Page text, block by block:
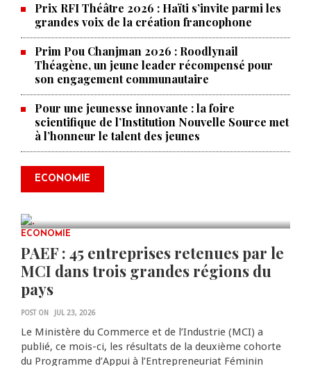
Prix RFI Théâtre 2026 : Haïti s’invite parmi les
grandes voix de la création francophone
Prim Pou Chanjman 2026 : Roodlynail
Théagène, un jeune leader récompensé pour
son engagement communautaire
Pour une jeunesse innovante : la foire
scientifique de l’Institution Nouvelle Source met
à l’honneur le talent des jeunes
ECONOMIE
0 COMMENTS
Produire le savoir pour
transformer Haïti : BRH lance la
2ᵉ édition de ses Journées
scientifiques
ECONOMIE
PAEF : 45 entreprises retenues par le
MCI dans trois grandes régions du
pays
POST ON JUL 23, 2026
Le Ministère du Commerce et de l’Industrie (MCI) a
publié, ce mois-ci, les résultats de la deuxième cohorte
du Programme d’Appui à l’Entrepreneuriat Féminin